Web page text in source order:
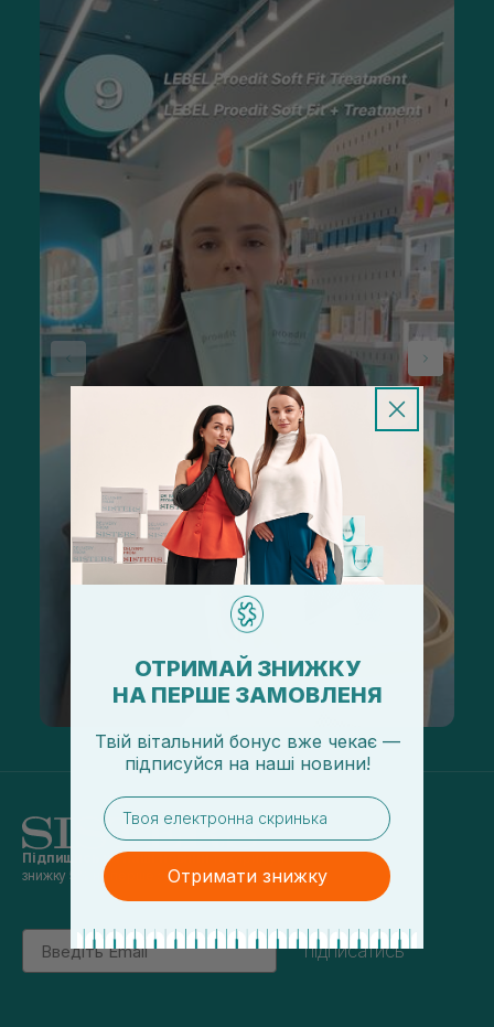
Підпишись на наші новини
знижку 5% на перше замовлення
Email
підписатись
ОТРИМАЙ ЗНИЖКУ
НА ПЕРШЕ ЗАМОВЛЕНЯ
Твій вітальний бонус вже чекає —
підписуйся на наші новини!
email
Отримати знижку